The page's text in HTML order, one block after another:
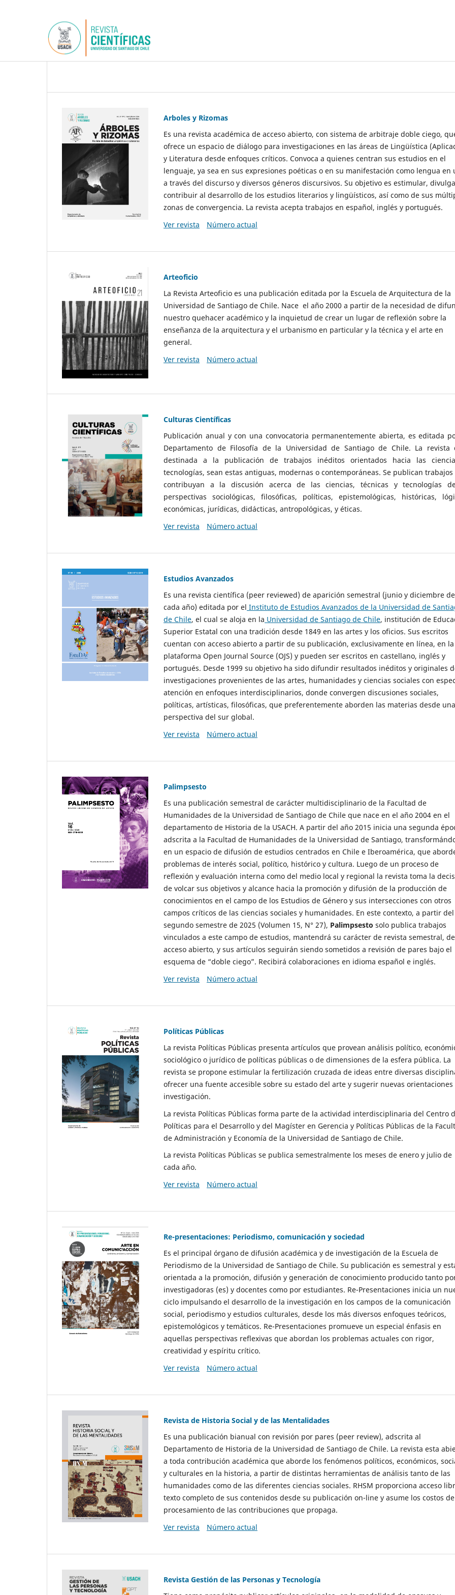
Arboles y Rizomas
Es una revista académica de acceso abierto, con sistema de arbitraje doble ciego,
ofrece un espacio de diálogo para investigaciones en las áreas de Lingüística
y Literatura desde enfoques críticos. Convoca a quienes centran sus estudios en el
lenguaje, ya sea en sus expresiones poéticas o en su manifestación como lengua en
a través del discurso y diversos géneros discursivos. Su objetivo es estimular,
contribuir al desarrollo de los estudios literarios y lingüísticos, así como de sus
zonas de convergencia. La revista acepta trabajos en español, inglés y portugués.
Ver revista
Número actual
Arteoficio
La Revista Arteoficio es una publicación editada por la Escuela de Arquitectura de la
Universidad de Santiago de Chile. Nace el año 2000 a partir de la necesidad de
nuestro quehacer académico y la inquietud de crear un lugar de reflexión sobre la
enseñanza de la arquitectura y el urbanismo en particular y la técnica y el arte en
general.
Ver revista
Número actual
Culturas Científicas
Publicación anual y con una convocatoria permanentemente abierta, es editada
Departamento de Filosofía de la Universidad de Santiago de Chile. La revista
destinada a la publicación de trabajos inéditos orientados hacia las
tecnologías, sean estas antiguas, modernas o contemporáneas. Se publican
contribuyan a la discusión acerca de las ciencias, técnicas y tecnologías
perspectivas sociológicas, filosóficas, políticas, epistemológicas, históricas,
económicas, jurídicas, didácticas, antropológicas, y éticas.
Ver revista
Número actual
Estudios Avanzados
Es una revista científica (peer reviewed) de aparición semestral (junio y diciembre de
cada año) editada por el Instituto de Estudios Avanzados de la Universidad de
de Chile, el cual se aloja en la Universidad de Santiago de Chile, institución de
Superior Estatal con una tradición desde 1849 en las artes y los oficios. Sus escritos
cuentan con acceso abierto a partir de su publicación, exclusivamente en línea, en la
plataforma Open Journal Source (OJS) y pueden ser escritos en castellano, inglés y
portugués. Desde 1999 su objetivo ha sido difundir resultados inéditos y originales
investigaciones provenientes de las artes, humanidades y ciencias sociales con
atención en enfoques interdisciplinarios, donde convergen discusiones sociales,
políticas, artísticas, filosóficas, que preferentemente aborden las materias desde una
perspectiva del sur global.
Ver revista
Número actual
Palimpsesto
Es una publicación semestral de carácter multidisciplinario de la Facultad de
Humanidades de la Universidad de Santiago de Chile que nace en el año 2004 en el
departamento de Historia de la USACH. A partir del año 2015 inicia una segunda
adscrita a la Facultad de Humanidades de la Universidad de Santiago,
en un espacio de difusión de estudios centrados en Chile e Iberoamérica, que
problemas de interés social, político, histórico y cultura. Luego de un proceso de
reflexión y evaluación interna como del medio local y regional la revista toma la
de volcar sus objetivos y alcance hacia la promoción y difusión de la producción de
conocimientos en el campo de los Estudios de Género y sus intersecciones con otros
campos críticos de las ciencias sociales y humanidades. En este contexto, a partir del
segundo semestre de 2025 (Volumen 15, N° 27), Palimpsesto solo publica trabajos
vinculados a este campo de estudios, mantendrá su carácter de revista semestral, de
acceso abierto, y sus artículos seguirán siendo sometidos a revisión de pares bajo el
esquema de “doble ciego”. Recibirá colaboraciones en idioma español e inglés.
Ver revista
Número actual
Políticas Públicas
La revista Políticas Públicas presenta artículos que provean análisis político,
sociológico o jurídico de políticas públicas o de dimensiones de la esfera pública. La
revista se propone estimular la fertilización cruzada de ideas entre diversas
ofrecer una fuente accesible sobre su estado del arte y sugerir nuevas orientaciones
investigación.
La revista Políticas Públicas forma parte de la actividad interdisciplinaria del Centro
Políticas para el Desarrollo y del Magíster en Gerencia y Políticas Públicas de la
de Administración y Economía de la Universidad de Santiago de Chile.
La revista Políticas Públicas se publica semestralmente los meses de enero y julio de
cada año.
Ver revista
Número actual
Re-presentaciones: Periodismo, comunicación y sociedad
Es el principal órgano de difusión académica y de investigación de la Escuela de
Periodismo de la Universidad de Santiago de Chile. Su publicación es semestral y
orientada a la promoción, difusión y generación de conocimiento producido tanto
investigadoras (es) y docentes como por estudiantes. Re-Presentaciones inicia un
ciclo impulsando el desarrollo de la investigación en los campos de la comunicación
social, periodismo y estudios culturales, desde los más diversos enfoques teóricos,
epistemológicos y temáticos. Re-Presentaciones promueve un especial énfasis en
aquellas perspectivas reflexivas que abordan los problemas actuales con rigor,
creatividad y espíritu crítico.
Ver revista
Número actual
Revista de Historia Social y de las Mentalidades
Es una publicación bianual con revisión por pares (peer review), adscrita al
Departamento de Historia de la Universidad de Santiago de Chile. La revista esta
a toda contribución académica que aborde los fenómenos políticos, económicos,
y culturales en la historia, a partir de distintas herramientas de análisis tanto de las
humanidades como de las diferentes ciencias sociales. RHSM proporciona acceso
texto completo de sus contenidos desde su publicación on-line y asume los costos de
procesamiento de las contribuciones que propaga.
Ver revista
Número actual
Revista Gestión de las Personas y Tecnología